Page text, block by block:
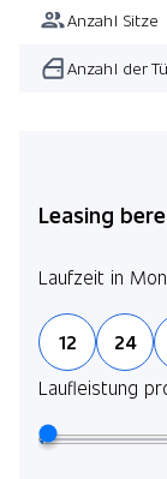
Anzahl Sitze
Anzahl der
Leasing
Laufzeit in
12 24
Laufleistung